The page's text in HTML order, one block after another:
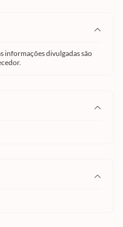
informações divulgadas são